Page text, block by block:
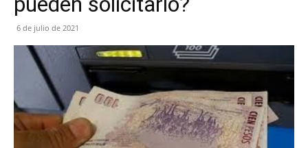
6 de julio de 2021